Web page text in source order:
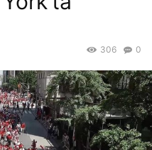
0
306